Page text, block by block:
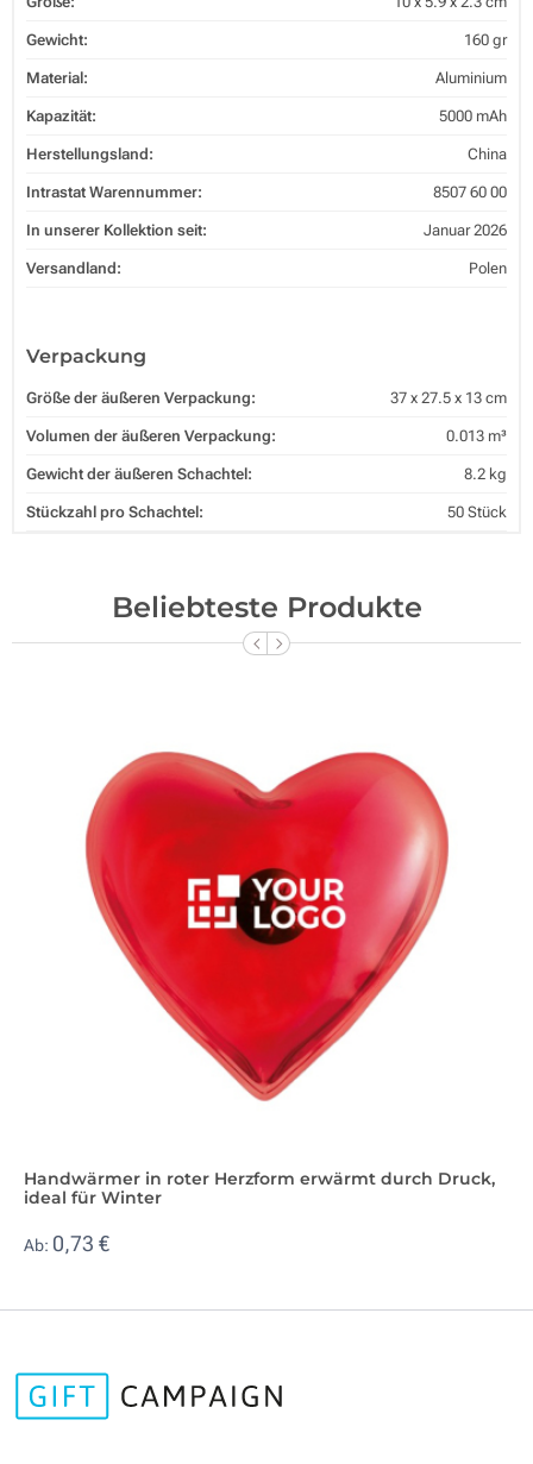
Gewicht: 160 gr
Material: Aluminium
Kapazität: 5000 mAh
Herstellungsland: China
Intrastat Warennummer: 8507 60 00
In unserer Kollektion seit: Januar 2026
Versandland: Polen
Verpackung
Größe der äußeren Verpackung: 37 x 27.5 x 13 cm
Volumen der äußeren Verpackung: 0.013 m³
Gewicht der äußeren Schachtel: 8.2 kg
Stückzahl pro Schachtel: 50 Stück
Beliebteste Produkte
Handwärmer in roter Herzform erwärmt durch Druck,
ideal für Winter
Ab: 0,73 €